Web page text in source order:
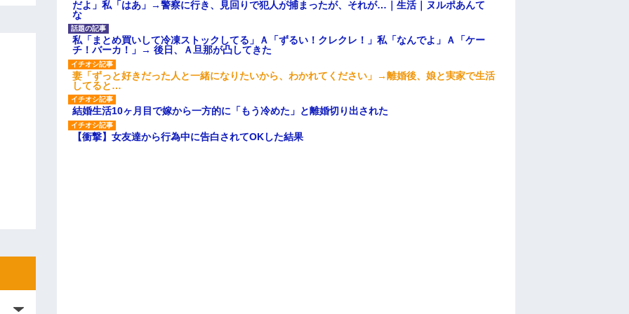
だよ」私「はあ」→警察に行き、見回りで犯人が捕まったが、それが…｜生活｜ヌルポあんて
な
私「まとめ買いして冷凍ストックしてる」Ａ「ずるい！クレクレ！」私「なんでよ」Ａ「ケー
チ！バーカ！」→ 後日、Ａ旦那が凸してきた
妻「ずっと好きだった人と一緒になりたいから、わかれてください」→離婚後、娘と実家で生活
してると…
結婚生活10ヶ月目で嫁から一方的に「もう冷めた」と離婚切り出された
【衝撃】女友達から行為中に告白されてOKした結果